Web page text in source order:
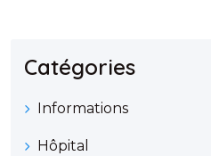
Catégories
Informations
Hôpital